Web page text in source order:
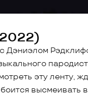
Дэниэлом
эту ленту,